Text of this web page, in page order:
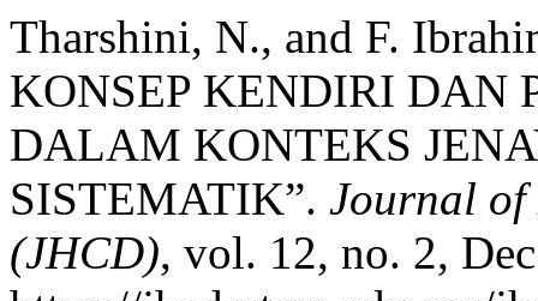
Tharshini, N., and F.
KONSEP KENDIRI DAN
DALAM KONTEKS
SISTEMATIK”. Journal of
(JHCD), vol. 12, no. 2,